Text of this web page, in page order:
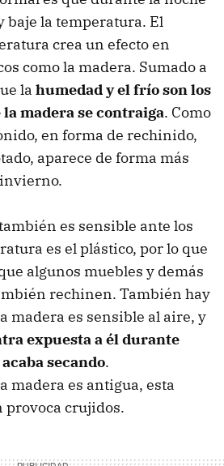
baje la temperatura. El
crea un efecto en
como la madera. Sumado a
la humedad y el frío son los
madera se contraiga. Como
en forma de rechinido,
aparece de forma más
es sensible ante los
es el plástico, por lo que
algunos muebles y demás
rechinen. También hay
madera es sensible al aire, y
expuesta a él durante
secando.
madera es antigua, esta
provoca crujidos.